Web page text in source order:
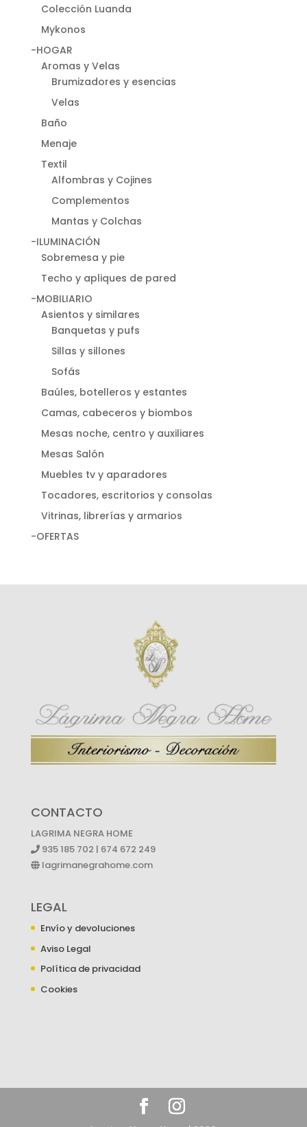
Colección Luanda
Mykonos
-HOGAR
Aromas y Velas
Brumizadores y esencias
Velas
Baño
Menaje
Textil
Alfombras y Cojines
Complementos
Mantas y Colchas
-ILUMINACIÓN
Sobremesa y pie
Techo y apliques de pared
-MOBILIARIO
Asientos y similares
Banquetas y pufs
Sillas y sillones
Sofás
Baúles, botelleros y estantes
Camas, cabeceros y biombos
Mesas noche, centro y auxiliares
Mesas Salón
Muebles tv y aparadores
Tocadores, escritorios y consolas
Vitrinas, librerías y armarios
-OFERTAS
CONTACTO
LAGRIMA NEGRA HOME
935 185 702 | 674 672 249
lagrimanegrahome.com
LEGAL
Envío y devoluciones
Aviso Legal
Política de privacidad
Cookies